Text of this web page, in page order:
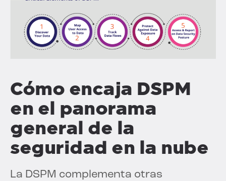
Cómo encaja DSPM
en el panorama
general de la
seguridad en la nube
La DSPM complementa otras